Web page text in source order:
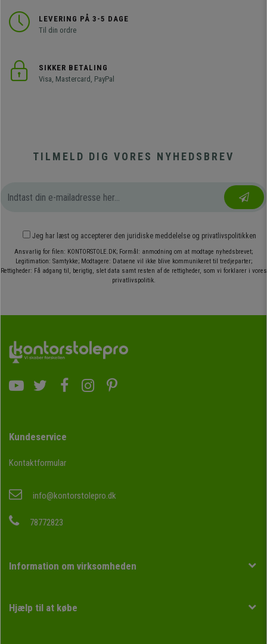
LEVERING PÅ 3-5 DAGE
Til din ordre
SIKKER BETALING
Visa, Mastercard, PayPal
TILMELD DIG VORES NYHEDSBREV
Jeg har læst og accepterer den juridiske meddelelse og privatlivspolitikken
Ansvarlig for filen: KONTORSTOLE.DK; Formål: anmodning om at modtage nyhedsbrevet;
Legitimation: Samtykke; Modtagere: Dataene vil ikke blive kommunikeret til tredjeparter;
Rettigheder: Få adgang til, berigtig, slet data samt resten af de rettigheder, som vi forklarer i vores
privatlivspolitik.
Kundeservice
Kontaktformular
info@kontorstolepro.dk
78772823
Information om virksomheden
Hjælp til at købe